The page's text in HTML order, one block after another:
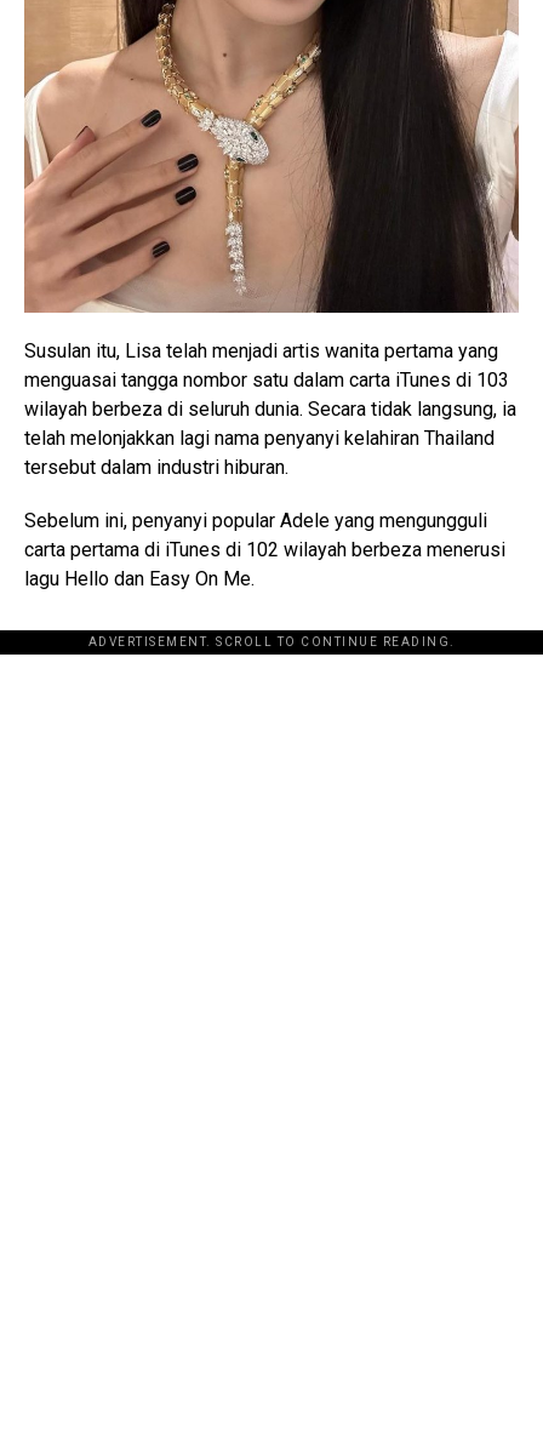
Susulan itu, Lisa telah menjadi artis wanita pertama yang
menguasai tangga nombor satu dalam carta iTunes di 103
wilayah berbeza di seluruh dunia. Secara tidak langsung, ia
telah melonjakkan lagi nama penyanyi kelahiran Thailand
tersebut dalam industri hiburan.
Sebelum ini, penyanyi popular Adele yang mengungguli
carta pertama di iTunes di 102 wilayah berbeza menerusi
lagu Hello dan Easy On Me.
ADVERTISEMENT. SCROLL TO CONTINUE READING.